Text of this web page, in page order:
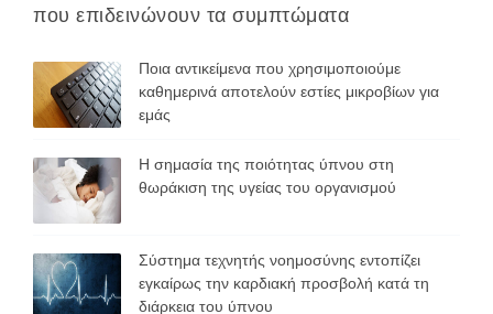
που επιδεινώνουν τα συμπτώματα
Ποια αντικείμενα που χρησιμοποιούμε
καθημερινά αποτελούν εστίες μικροβίων για
εμάς
Η σημασία της ποιότητας ύπνου στη
θωράκιση της υγείας του οργανισμού
Σύστημα τεχνητής νοημοσύνης εντοπίζει
εγκαίρως την καρδιακή προσβολή κατά τη
διάρκεια του ύπνου